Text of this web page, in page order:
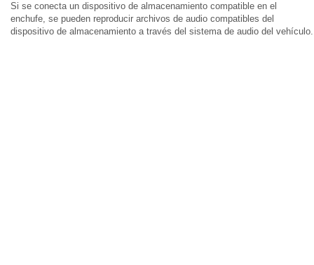
Si se conecta un dispositivo de almacenamiento compatible en el
enchufe, se pueden reproducir archivos de audio compatibles del
dispositivo de almacenamiento a través del sistema de audio del vehículo.